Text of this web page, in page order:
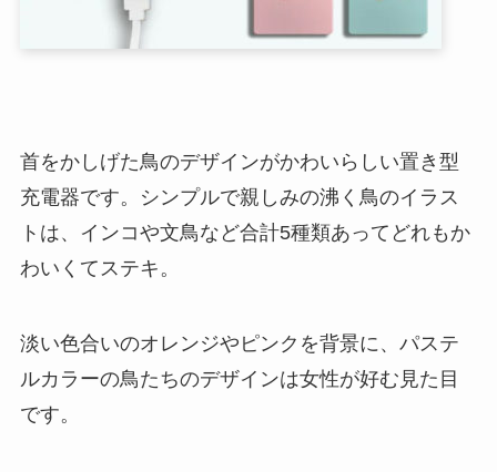
首をかしげた鳥のデザインがかわいらしい置き型
充電器です。シンプルで親しみの沸く鳥のイラス
トは、インコや文鳥など合計5種類あってどれもか
わいくてステキ。
淡い色合いのオレンジやピンクを背景に、パステ
ルカラーの鳥たちのデザインは女性が好む見た目
です。